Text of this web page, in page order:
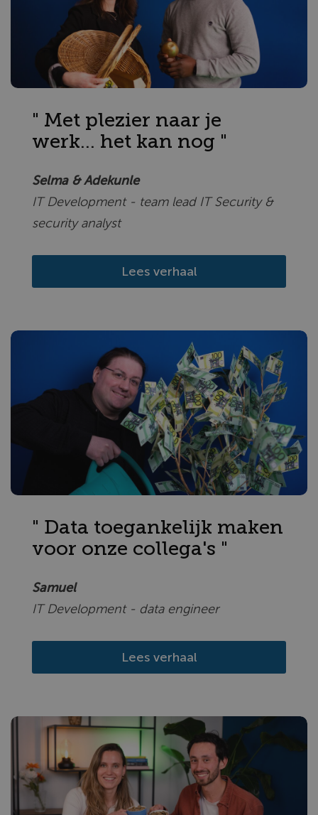
" Met plezier naar je
werk... het kan nog "
Selma & Adekunle
IT Development - team lead IT Security &
security analyst
Lees verhaal
" Data toegankelijk maken
voor onze collega's "
Samuel
IT Development - data engineer
Lees verhaal